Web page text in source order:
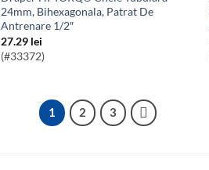
24mm, Bihexagonala, Patrat De
Antrenare 1/2″
27.29 lei
(#33372)
1 2 3